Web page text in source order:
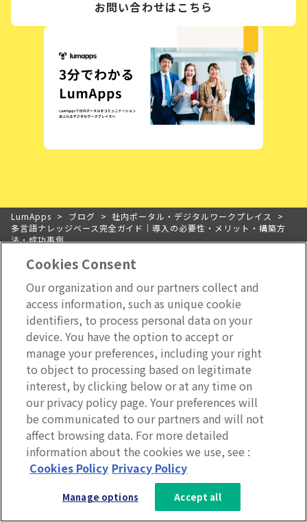
お問い合わせはこちら
LumApps > ブログ > 社内ポータル・デジタルワークプレイス
>
多言語ナレッジベース完全ガイド｜導入の必要性・メリット・構築方
法・成功事例
リソース
ブログ
ニュース
導入事例
資料ダウンロード
デジタルワークプレイス診断
イベント
LumAppsについて
会社概要
3分で分かるLumApps
サービス資料を無料ダウンロー
ド
Cookies Consent
Our organization and our partners collect and
access information, such as unique cookie
identifiers, to process personal data on your
device. You have the option to accept or
manage your preferences, including your right
to object to processing based on legitimate
interest, by clicking below or at any time on
our privacy policy page. Your preferences will
be communicated to our partners and will not
affect browsing data. For more detailed
information about the cookies we use, see :
Cookies Policy Privacy Policy
Manage options Accept all